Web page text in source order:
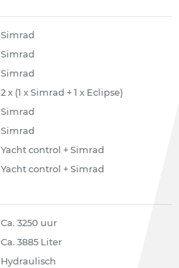
Simrad
Simrad
Simrad
2 x (1 x Simrad + 1 x Eclipse)
Simrad
Simrad
Yacht control + Simrad
Yacht control + Simrad
Ca. 3250 uur
Ca. 3885 Liter
Hydraulisch